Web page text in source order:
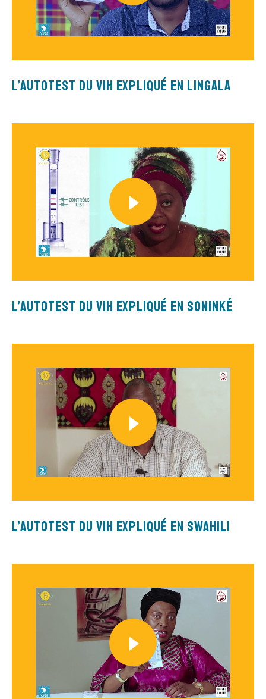
L’autotest du VIH expliqué en Lingala
L’autotest du VIH expliqué en Soninké
L’autotest du VIH expliqué en Swahili